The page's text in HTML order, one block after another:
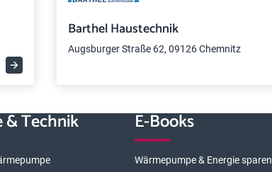
Barthel Haustechnik
Augsburger Straße 62, 09126 Chemnitz
& Technik E-Books
Wärmepumpe & Energie sparen